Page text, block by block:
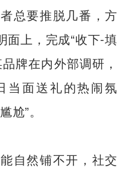
总要推脱几番，方
面上，完成“收下-填
牌在内外部调研，
当面送礼的热闹氛
尬”。
自然铺不开，社交